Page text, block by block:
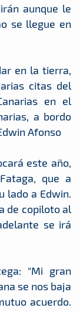
aunque le
se llegue en
en la tierra,
citas del
en el
a bordo
Afonso
este año,
que a
lado a Edwin.
de copiloto al
se irá
"Mi gran
se nos baja
acuerdo.